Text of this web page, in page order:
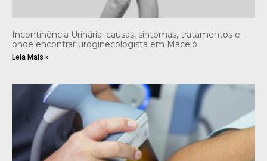
Incontinência Urinária: causas, sintomas, tratamentos e
onde encontrar uroginecologista em Maceió
Leia Mais »